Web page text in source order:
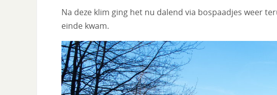
Na deze klim ging het nu dalend via bospaadjes weer
einde kwam.